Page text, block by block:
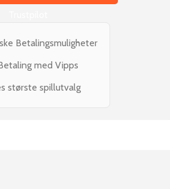
Betalingsmuligheter
med Vipps
største spillutvalg